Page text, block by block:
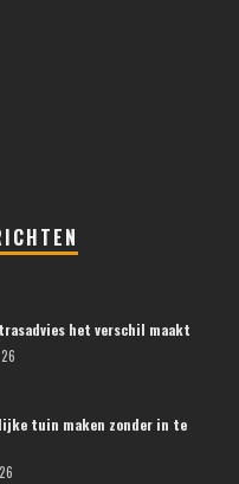
het verschil maakt
tuin maken zonder in te